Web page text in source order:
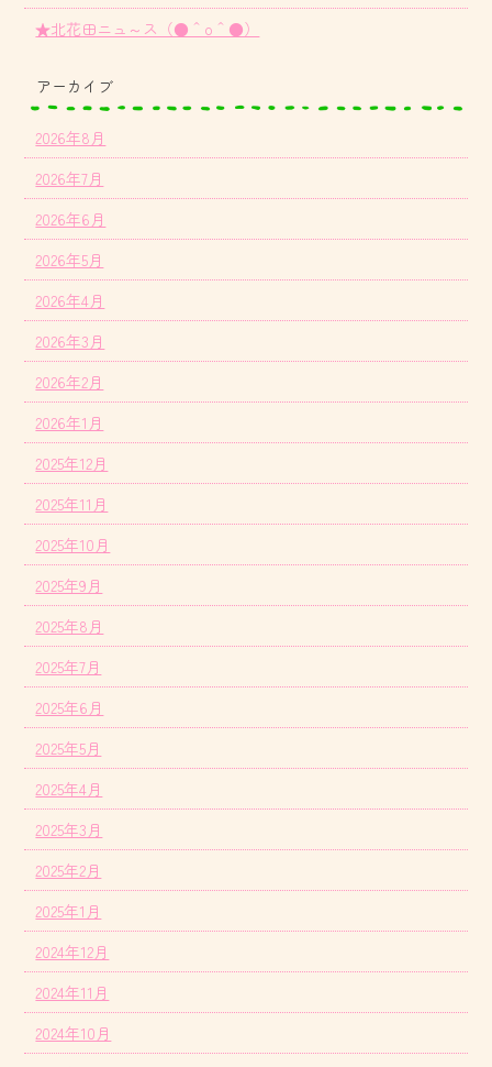
★北花田ニュ～ス（●＾o＾●）
アーカイブ
2026年8月
2026年7月
2026年6月
2026年5月
2026年4月
2026年3月
2026年2月
2026年1月
2025年12月
2025年11月
2025年10月
2025年9月
2025年8月
2025年7月
2025年6月
2025年5月
2025年4月
2025年3月
2025年2月
2025年1月
2024年12月
2024年11月
2024年10月